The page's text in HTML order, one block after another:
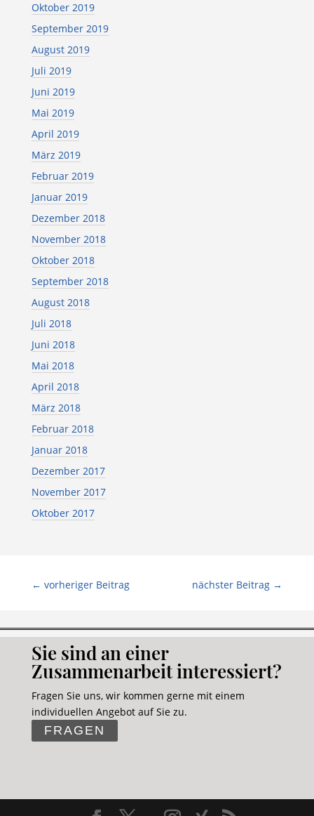
Oktober 2019
September 2019
August 2019
Juli 2019
Juni 2019
Mai 2019
April 2019
März 2019
Februar 2019
Januar 2019
Dezember 2018
November 2018
Oktober 2018
September 2018
August 2018
Juli 2018
Juni 2018
Mai 2018
April 2018
März 2018
Februar 2018
Januar 2018
Dezember 2017
November 2017
Oktober 2017
← vorheriger Beitrag nächster Beitrag →
Sie sind an einer
Zusammenarbeit interessiert?
Fragen Sie uns, wir kommen gerne mit einem
individuellen Angebot auf Sie zu.
FRAGEN